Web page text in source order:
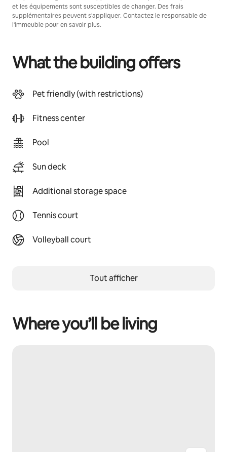
et les équipements sont susceptibles de changer. Des frais
supplémentaires peuvent s'appliquer. Contactez le responsable de
l'immeuble pour en savoir plus.
What the building offers
Pet friendly (with restrictions)
Fitness center
Pool
Sun deck
Additional storage space
Tennis court
Volleyball court
Tout afficher
Where you’ll be living